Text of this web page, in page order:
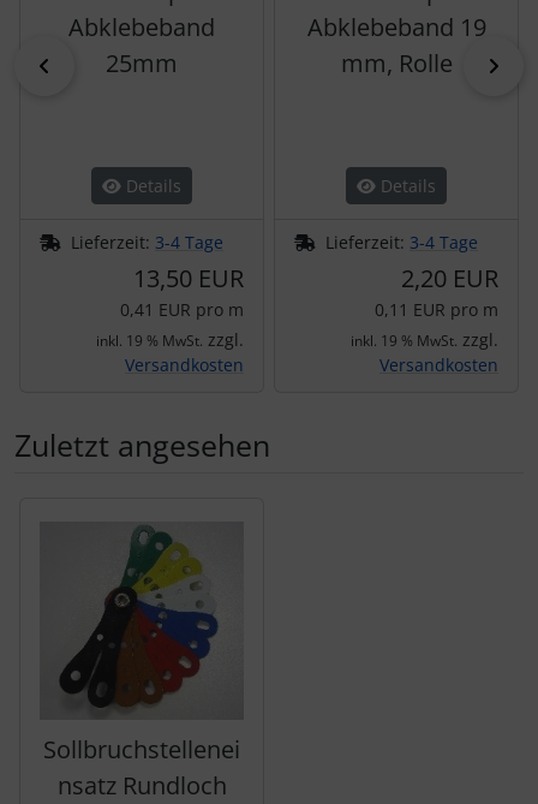
zurück
Abklebeband
25mm
Details
Lieferzeit: 3-4 Tage
13,50 EUR
0,41 EUR pro m
inkl. 19 % MwSt. zzgl.
Versandkosten
Abklebeband 19
mm, Rolle
Details
Lieferzeit: 3-4 Tage
2,20 EUR
0,11 EUR pro m
inkl. 19 % MwSt. zzgl.
Versandkosten
Zuletzt angesehen
Sollbruchstellenei
nsatz Rundloch